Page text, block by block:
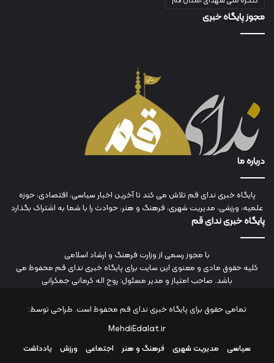
مجوز پایگاه خبری
درباره ما
پایگاه خبری ندای قم تلاش می کند تا آخرین اخبار سیاسی، اقتصادی، حوزه
علمیه، ورزشی، مدیریت شهری، فرهنگ و هنر، حوادث را با شما به اشتراک بگذارد
پایگاه خبری ندای قم
با مجوز رسمی از وزارت فرهنگ و ارشاد اسلامی
کلیه حقوق مادی و معنوی این سایت برای پایگاه خبری ندای قم محفوظ می
باشد. صاحب امتیاز و مدیر مسئول: روح اله کرمانی جمکرانی
تمامی حقوق برای پایگاه خبری ندای قم محفوظ است. طراحی توسط:
MehdiEdalat.ir
سیاسی
مدیریت شهری فرهنگ و هنر اجتماعی ورزش
یادداشت